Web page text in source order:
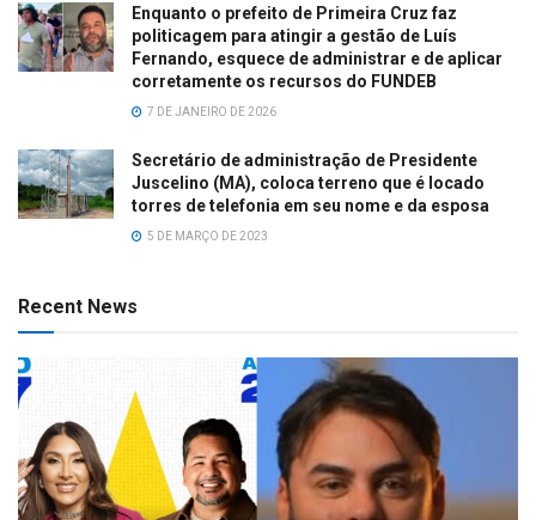
Enquanto o prefeito de Primeira Cruz faz
politicagem para atingir a gestão de Luís
Fernando, esquece de administrar e de aplicar
corretamente os recursos do FUNDEB
7 DE JANEIRO DE 2026
Secretário de administração de Presidente
Juscelino (MA), coloca terreno que é locado
torres de telefonia em seu nome e da esposa
5 DE MARÇO DE 2023
Recent News